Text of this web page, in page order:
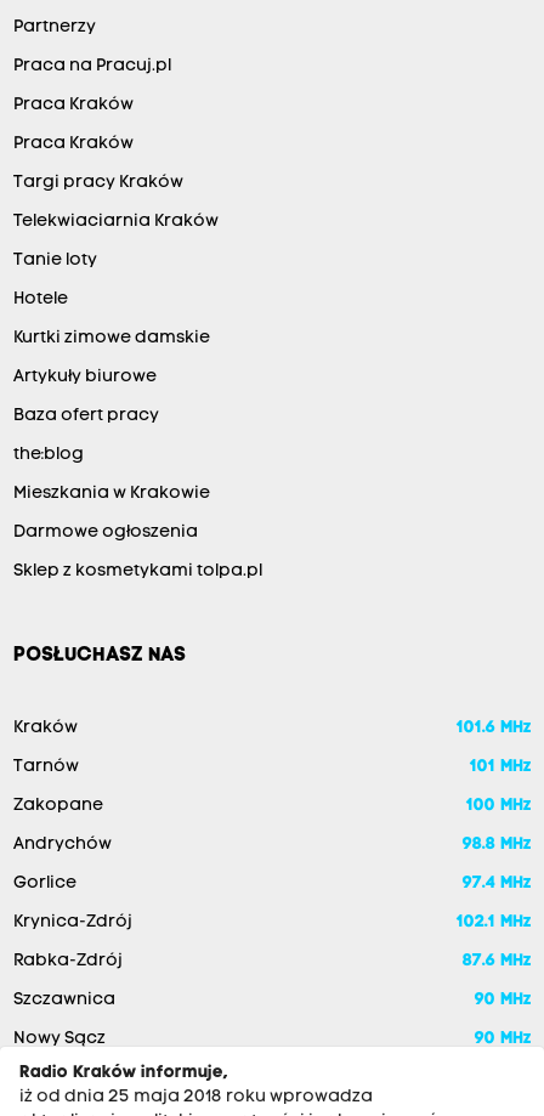
Partnerzy
Praca na Pracuj.pl
Praca Kraków
Praca Kraków
Targi pracy Kraków
Telekwiaciarnia Kraków
Tanie loty
Hotele
Kurtki zimowe damskie
Artykuły biurowe
Baza ofert pracy
the:blog
Mieszkania w Krakowie
Darmowe ogłoszenia
Sklep z kosmetykami tolpa.pl
POSŁUCHASZ NAS
Kraków 101.6 MHz
Tarnów 101 MHz
Zakopane 100 MHz
Andrychów 98.8 MHz
Gorlice 97.4 MHz
Krynica-Zdrój 102.1 MHz
Rabka-Zdrój 87.6 MHz
Szczawnica 90 MHz
Nowy Sącz
90 MHz
Radio Kraków informuje,
iż od dnia 25 maja 2018 roku wprowadza